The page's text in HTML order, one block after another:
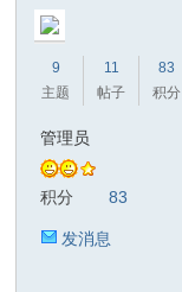
9
主题
11
帖子
83
积分
管理员
积分 83
发消息